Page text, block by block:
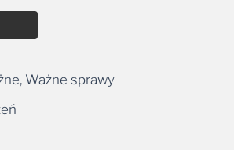
Ważne sprawy